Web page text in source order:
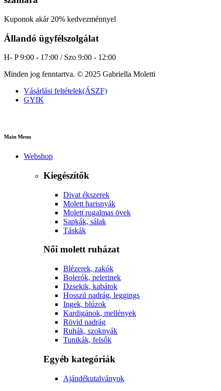
Kuponok akár 20% kedvezménnyel
Állandó ügyfélszolgálat
H- P 9:00 - 17:00 / Szo 9:00 - 12:00
Minden jog fenntartva. © 2025 Gabriella Moletti
Vásárlási feltételek(ÁSZF)
GYIK
Main Menu
Webshop
Kiegészítők
Divat ékszerek
Molett harisnyák
Molett rugalmas övek
Sapkák, sálak
Táskák
Női molett ruházat
Blézerek, zakók
Bolerók, pelerinek
Dzsekik, kabátok
Hosszú nadrág, leggings
Ingek, blúzok
Kardigánok, mellények
Rövid nadrág
Ruhák, szoknyák
Tunikák, felsők
Egyéb kategóriák
Ajándékutalványok